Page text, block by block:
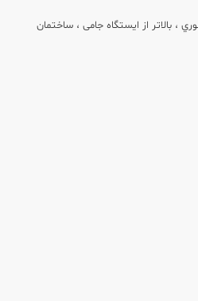
، بالاتر از ایستگاه جامی ، ساختمان